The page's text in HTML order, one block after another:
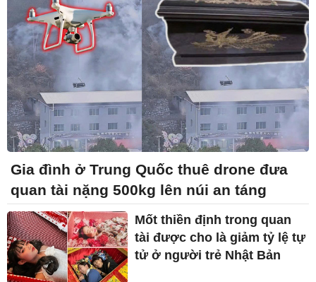
Gia đình ở Trung Quốc thuê drone đưa
quan tài nặng 500kg lên núi an táng
Mốt thiền định trong quan
tài được cho là giảm tỷ lệ tự
tử ở người trẻ Nhật Bản